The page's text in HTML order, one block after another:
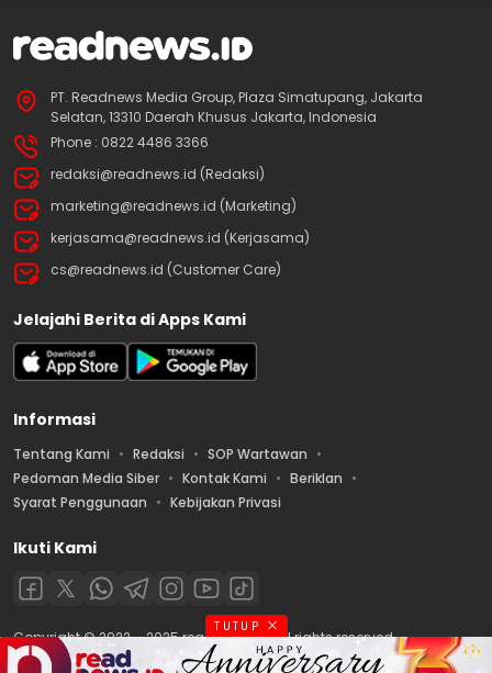
PT. Readnews Media Group, Plaza Simatupang, Jakarta
Selatan, 13310 Daerah Khusus Jakarta, Indonesia
Phone : 0822 4486 3366
redaksi@readnews.id (Redaksi)
marketing@readnews.id (Marketing)
kerjasama@readnews.id (Kerjasama)
cs@readnews.id (Customer Care)
Jelajahi Berita di Apps Kami
Informasi
Tentang Kami Redaksi
SOP Wartawan
Pedoman Media Siber
Kontak Kami
Beriklan
Syarat Penggunaan
Kebijakan Privasi
Ikuti Kami
Copyright © 2022 – 2025 readnews.id | All rights reserved.
TUTUP